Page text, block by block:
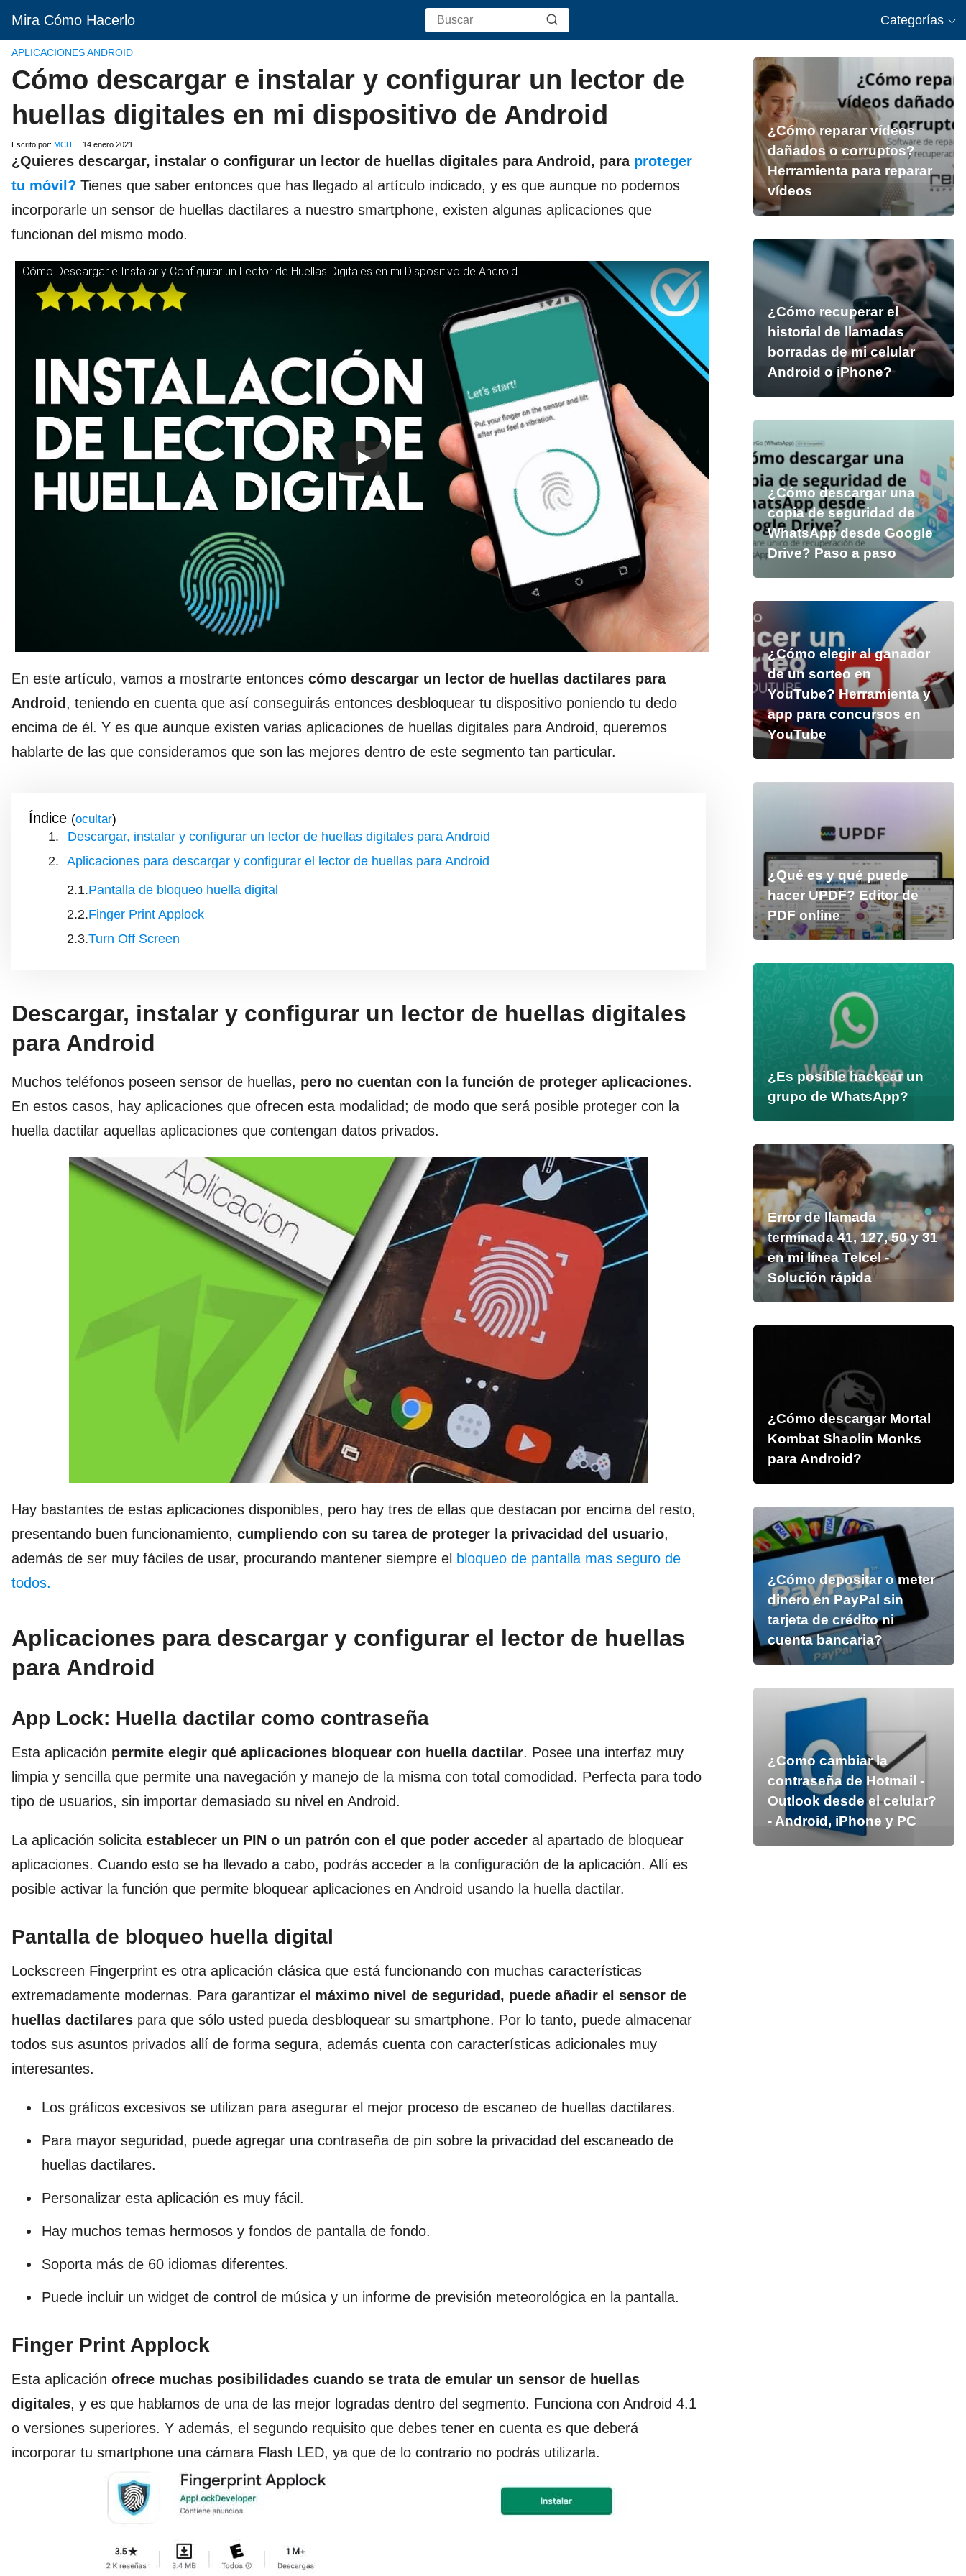
Mira Cómo Hacerlo Categorías
APLICACIONES ANDROID
Cómo descargar e instalar y configurar un lector de
huellas digitales en mi dispositivo de Android
Escrito por: MCH 14 enero 2021
¿Quieres descargar, instalar o configurar un lector de huellas digitales para Android, para proteger
tu móvil? Tienes que saber entonces que has llegado al artículo indicado, y es que aunque no podemos
incorporarle un sensor de huellas dactilares a nuestro smartphone, existen algunas aplicaciones que
funcionan del mismo modo.
Cómo Descargar e Instalar y Configurar un Lector de Huellas Digitales en mi Dispositivo de Android
En este artículo, vamos a mostrarte entonces cómo descargar un lector de huellas dactilares para
Android, teniendo en cuenta que así conseguirás entonces desbloquear tu dispositivo poniendo tu dedo
encima de él. Y es que aunque existen varias aplicaciones de huellas digitales para Android, queremos
hablarte de las que consideramos que son las mejores dentro de este segmento tan particular.
Índice ( )
Descargar, instalar y configurar un lector de huellas digitales para Android
Aplicaciones para descargar y configurar el lector de huellas para Android
Pantalla de bloqueo huella digital
Finger Print Applock
Turn Off Screen
Descargar, instalar y configurar un lector de huellas digitales
para Android
Muchos teléfonos poseen sensor de huellas, pero no cuentan con la función de proteger aplicaciones.
En estos casos, hay aplicaciones que ofrecen esta modalidad; de modo que será posible proteger con la
huella dactilar aquellas aplicaciones que contengan datos privados.
Hay bastantes de estas aplicaciones disponibles, pero hay tres de ellas que destacan por encima del resto,
presentando buen funcionamiento, cumpliendo con su tarea de proteger la privacidad del usuario,
además de ser muy fáciles de usar, procurando mantener siempre el bloqueo de pantalla mas seguro de
todos.
Aplicaciones para descargar y configurar el lector de huellas
para Android
App Lock: Huella dactilar como contraseña
Esta aplicación permite elegir qué aplicaciones bloquear con huella dactilar. Posee una interfaz muy
limpia y sencilla que permite una navegación y manejo de la misma con total comodidad. Perfecta para todo
tipo de usuarios, sin importar demasiado su nivel en Android.
La aplicación solicita establecer un PIN o un patrón con el que poder acceder al apartado de bloquear
aplicaciones. Cuando esto se ha llevado a cabo, podrás acceder a la configuración de la aplicación. Allí es
posible activar la función que permite bloquear aplicaciones en Android usando la huella dactilar.
Pantalla de bloqueo huella digital
Lockscreen Fingerprint es otra aplicación clásica que está funcionando con muchas características
extremadamente modernas. Para garantizar el máximo nivel de seguridad, puede añadir el sensor de
huellas dactilares para que sólo usted pueda desbloquear su smartphone. Por lo tanto, puede almacenar
todos sus asuntos privados allí de forma segura, además cuenta con características adicionales muy
interesantes.
Los gráficos excesivos se utilizan para asegurar el mejor proceso de escaneo de huellas dactilares.
Para mayor seguridad, puede agregar una contraseña de pin sobre la privacidad del escaneado de
huellas dactilares.
Personalizar esta aplicación es muy fácil.
Hay muchos temas hermosos y fondos de pantalla de fondo.
Soporta más de 60 idiomas diferentes.
Puede incluir un widget de control de música y un informe de previsión meteorológica en la pantalla.
Finger Print Applock
Esta aplicación ofrece muchas posibilidades cuando se trata de emular un sensor de huellas
digitales, y es que hablamos de una de las mejor logradas dentro del segmento. Funciona con Android 4.1
o versiones superiores. Y además, el segundo requisito que debes tener en cuenta es que deberá
incorporar tu smartphone una cámara Flash LED, ya que de lo contrario no podrás utilizarla.
¿Cómo reparar vídeos
dañados o corruptos?
Herramienta para reparar
vídeos
¿Cómo recuperar el
historial de llamadas
borradas de mi celular
Android o iPhone?
¿Cómo descargar una
copia de seguridad de
WhatsApp desde Google
Drive? Paso a paso
¿Cómo elegir al ganador
de un sorteo en
YouTube? Herramienta y
app para concursos en
YouTube
¿Qué es y qué puede
hacer UPDF? Editor de
PDF online
¿Es posible hackear un
grupo de WhatsApp?
Error de llamada
terminada 41, 127, 50 y 31
en mi línea Telcel -
Solución rápida
¿Cómo descargar Mortal
Kombat Shaolin Monks
para Android?
¿Cómo depositar o meter
dinero en PayPal sin
tarjeta de crédito ni
cuenta bancaria?
¿Como cambiar la
contraseña de Hotmail -
Outlook desde el celular?
- Android, iPhone y PC